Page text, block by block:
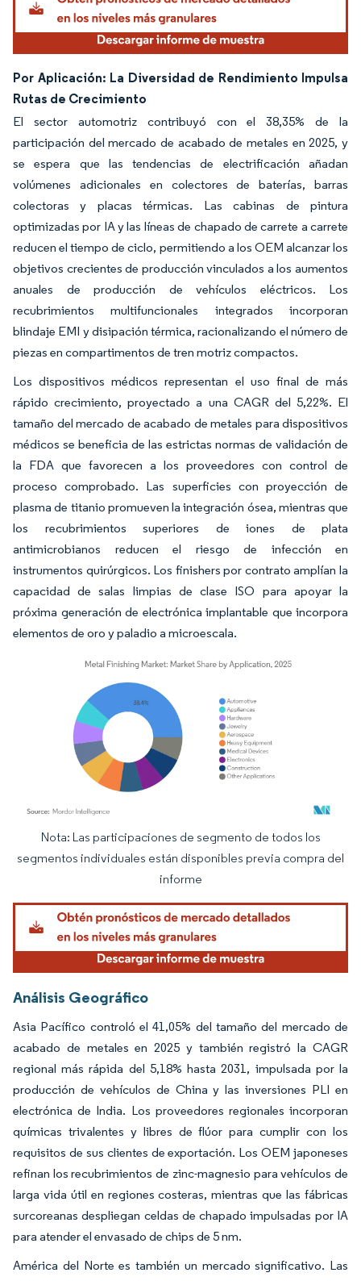
Por Aplicación: La Diversidad de Rendimiento Impulsa
Rutas de Crecimiento
El sector automotriz contribuyó con el 38,35% de la
participación del mercado de acabado de metales en 2025, y
se espera que las tendencias de electrificación añadan
volúmenes adicionales en colectores de baterías, barras
colectoras y placas térmicas. Las cabinas de pintura
optimizadas por IA y las líneas de chapado de carrete a carrete
reducen el tiempo de ciclo, permitiendo a los OEM alcanzar los
objetivos crecientes de producción vinculados a los aumentos
anuales de producción de vehículos eléctricos. Los
recubrimientos multifuncionales integrados incorporan
blindaje EMI y disipación térmica, racionalizando el número de
piezas en compartimentos de tren motriz compactos.
Los dispositivos médicos representan el uso final de más
rápido crecimiento, proyectado a una CAGR del 5,22%. El
tamaño del mercado de acabado de metales para dispositivos
médicos se beneficia de las estrictas normas de validación de
la FDA que favorecen a los proveedores con control de
proceso comprobado. Las superficies con proyección de
plasma de titanio promueven la integración ósea, mientras que
los recubrimientos superiores de iones de plata
antimicrobianos reducen el riesgo de infección en
instrumentos quirúrgicos. Los finishers por contrato amplían la
capacidad de salas limpias de clase ISO para apoyar la
próxima generación de electrónica implantable que incorpora
elementos de oro y paladio a microescala.
Imagen © Mordor Intelligence. El uso requiere atribución según CC BY 4.0.
Nota: Las participaciones de segmento de todos los
segmentos individuales están disponibles previa compra del
informe
Análisis Geográfico
Asia Pacífico controló el 41,05% del tamaño del mercado de
acabado de metales en 2025 y también registró la CAGR
regional más rápida del 5,18% hasta 2031, impulsada por la
producción de vehículos de China y las inversiones PLI en
electrónica de India. Los proveedores regionales incorporan
químicas trivalentes y libres de flúor para cumplir con los
requisitos de sus clientes de exportación. Los OEM japoneses
refinan los recubrimientos de zinc-magnesio para vehículos de
larga vida útil en regiones costeras, mientras que las fábricas
surcoreanas despliegan celdas de chapado impulsadas por IA
para atender el envasado de chips de 5 nm.
América del Norte es también un mercado significativo. Las